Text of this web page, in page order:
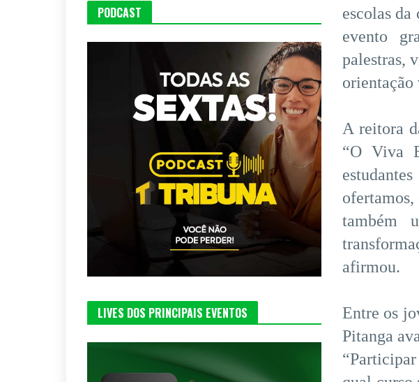
escolas
evento
palestras,
A reitora
“O Viva
ofertamos,
também
afirmou.
Entre os
Pitanga
PODCAST
LIVES DOS PRINCIPAIS EVENTOS